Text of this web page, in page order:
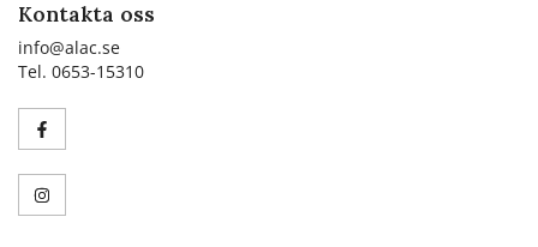
Kontakta oss
info@alac.se
Tel. 0653-15310